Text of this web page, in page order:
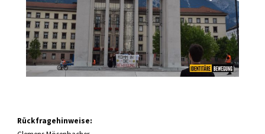
Rückfragehinweise: